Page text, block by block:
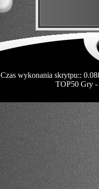
Czas wykonania skrytpu::
TOP50 Gry